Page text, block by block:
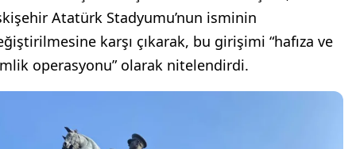
Atatürk Stadyumu’nun isminin
karşı çıkarak, bu girişimi “hafıza ve
operasyonu” olarak nitelendirdi.